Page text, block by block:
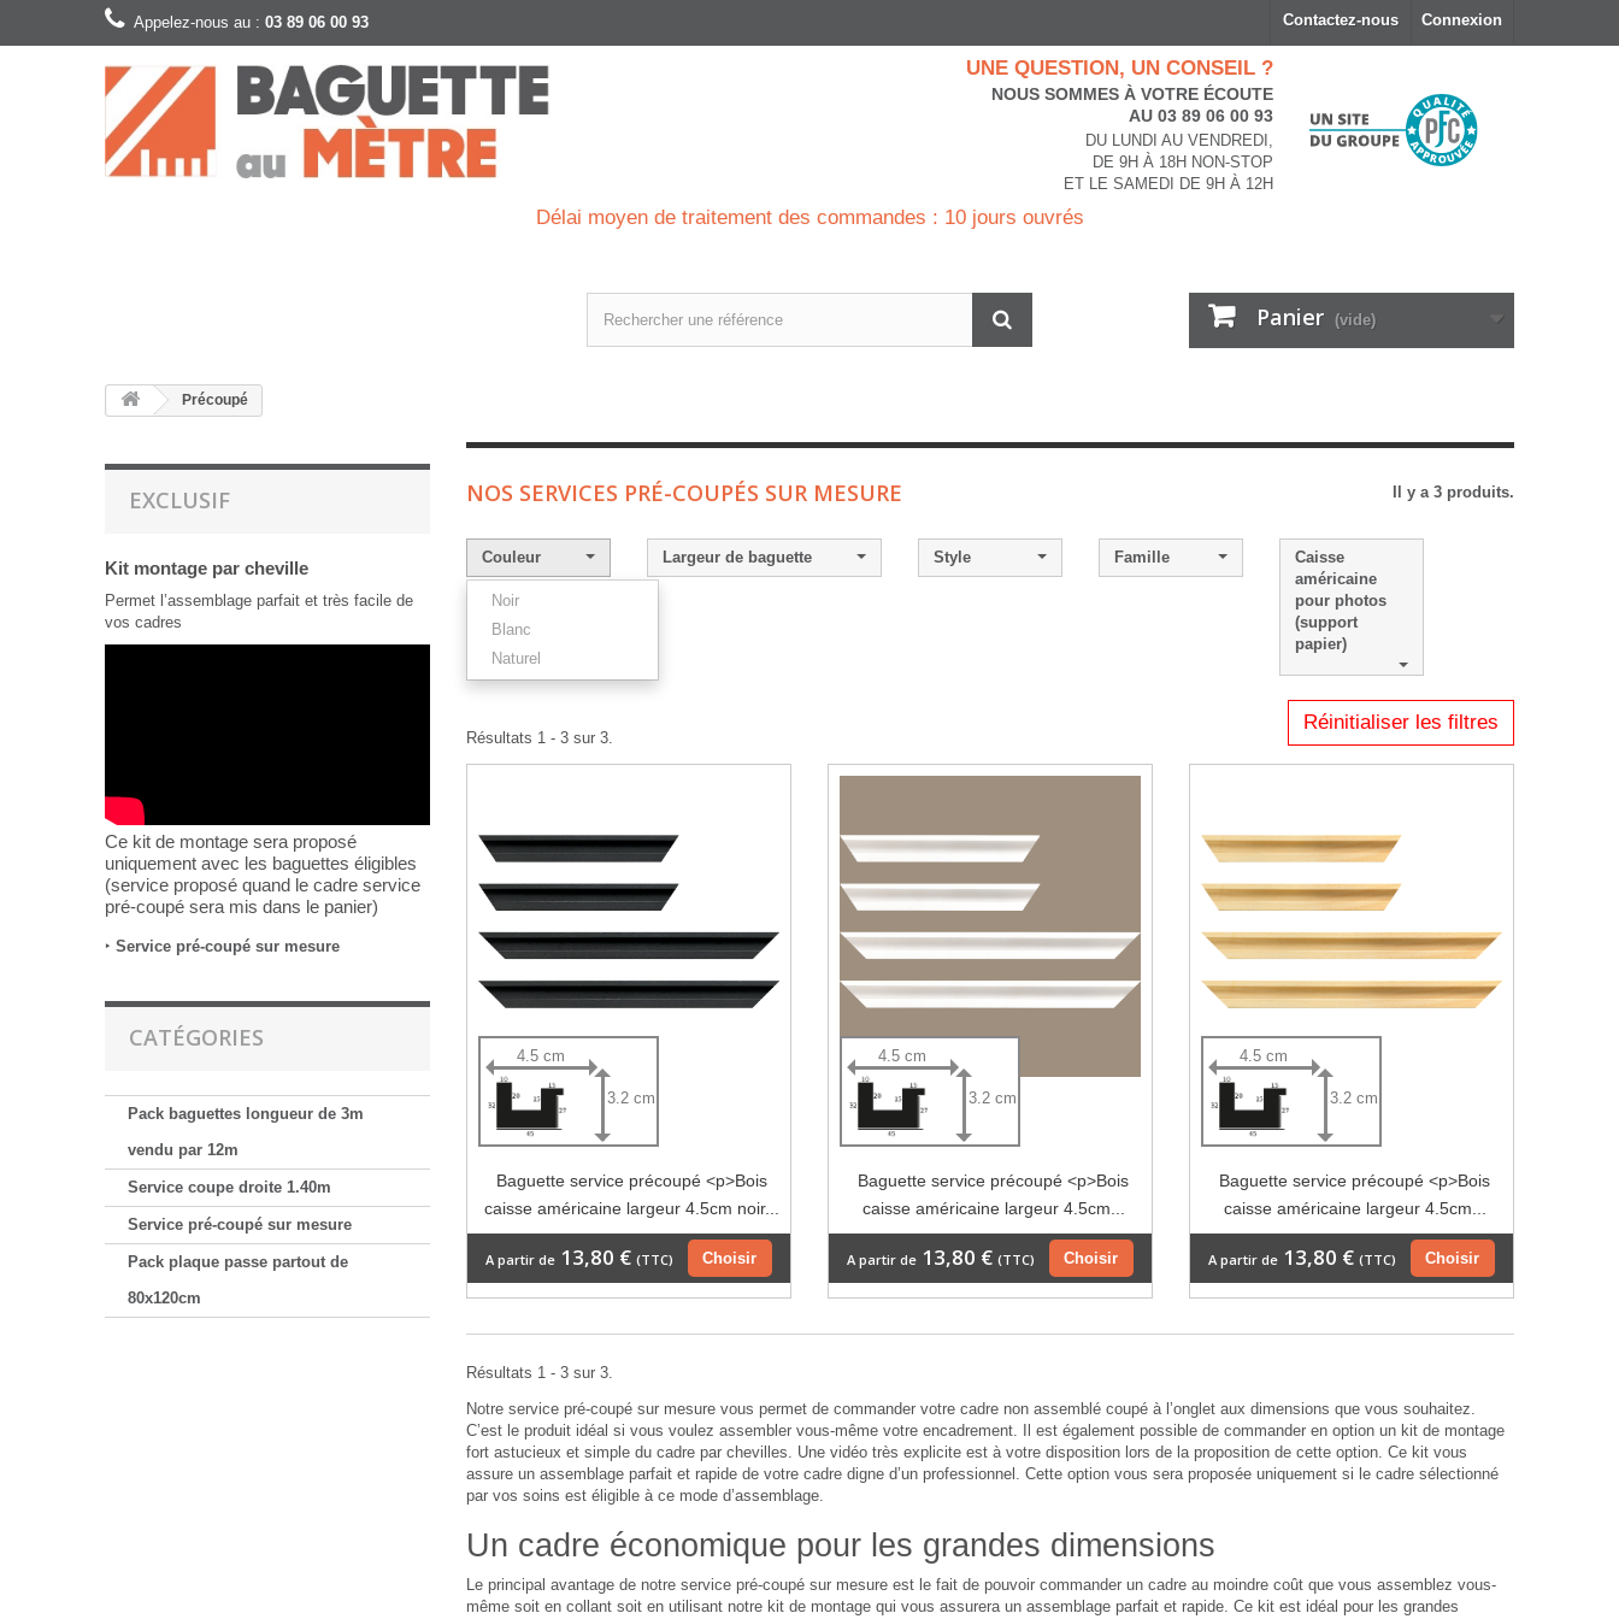
Connexion
Contactez-nous
Appelez-nous au : 03 89 06 00 93
UNE QUESTION, UN CONSEIL ?
NOUS SOMMES À VOTRE ÉCOUTE
AU 03 89 06 00 93
DU LUNDI AU VENDREDI,
DE 9H À 18H NON-STOP
ET LE SAMEDI DE 9H À 12H
Délai moyen de traitement des commandes : 10 jours ouvrés
Panier (vide)
Précoupé
EXCLUSIF
Kit montage par cheville
Permet l’assemblage parfait et très facile de
vos cadres
Ce kit de montage sera proposé
uniquement avec les baguettes éligibles
(service proposé quand le cadre service
pré-coupé sera mis dans le panier)
‣ Service pré-coupé sur mesure
CATÉGORIES
Pack baguettes longueur de 3m
vendu par 12m
Service coupe droite 1.40m
Service pré-coupé sur mesure
Pack plaque passe partout de
80x120cm
NOS SERVICES PRÉ-COUPÉS SUR MESURE Il y a 3 produits.
Couleur
Noir
Blanc
Naturel
Largeur de baguette Style Famille
Caisse
américaine
pour photos
(support
papier)
Réinitialiser les filtres
Résultats 1 - 3 sur 3.
4.5 cm
3.2 cm
Baguette service précoupé <p>Bois
caisse américaine largeur 4.5cm noir...
Choisir
A partir de 13,80 € (TTC)
4.5 cm
3.2 cm
Baguette service précoupé <p>Bois
caisse américaine largeur 4.5cm...
Choisir
A partir de13,80 € (TTC)
4.5 cm
3.2 cm
Baguette service précoupé <p>Bois
caisse américaine largeur 4.5cm...
Choisir
A partir de13,80 € (TTC)
Résultats 1 - 3 sur 3.
Notre service pré-coupé sur mesure vous permet de commander votre cadre non assemblé coupé à l’onglet aux dimensions que vous souhaitez.
C’est le produit idéal si vous voulez assembler vous-même votre encadrement. Il est également possible de commander en option un kit de montage
fort astucieux et simple du cadre par chevilles. Une vidéo très explicite est à votre disposition lors de la proposition de cette option. Ce kit vous
assure un assemblage parfait et rapide de votre cadre digne d’un professionnel. Cette option vous sera proposée uniquement si le cadre sélectionné
par vos soins est éligible à ce mode d’assemblage.
Un cadre économique pour les grandes dimensions
Le principal avantage de notre service pré-coupé sur mesure est le fait de pouvoir commander un cadre au moindre coût que vous assemblez vous-
même soit en collant soit en utilisant notre kit de montage qui vous assurera un assemblage parfait et rapide. Ce kit est idéal pour les grandes